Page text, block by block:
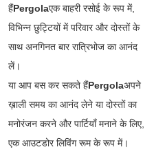
हैंPergolaएक बाहरी रसोई के रूप में,
विभिन्न छुट्टियों में परिवार और दोस्तों के
साथ अनगिनत बार रात्रिभोज का आनंद
लें।
या आप बस कर सकते हैंPergolaअपने
ख़ाली समय का आनंद लेने या दोस्तों का
मनोरंजन करने और पार्टियाँ मनाने के लिए,
एक आउटडोर लिविंग रूम के रूप में।